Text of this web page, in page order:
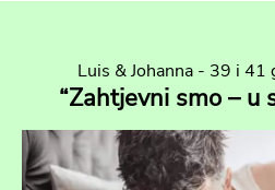
Luis & Johanna - 39 i 41
“Zahtjevni smo – u